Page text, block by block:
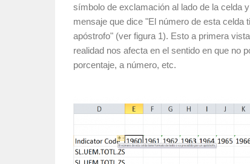
símbolo de exclamación al lado de la celda
mensaje que dice "El número de esta celda
apóstrofo" (ver figura 1). Esto a primera
realidad nos afecta en el sentido en que no
porcentaje, a número, etc.